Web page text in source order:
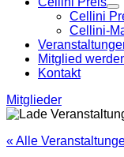
Cellini
Cellini-
Mitglied
Kontakt
Mitglieder
« Alle